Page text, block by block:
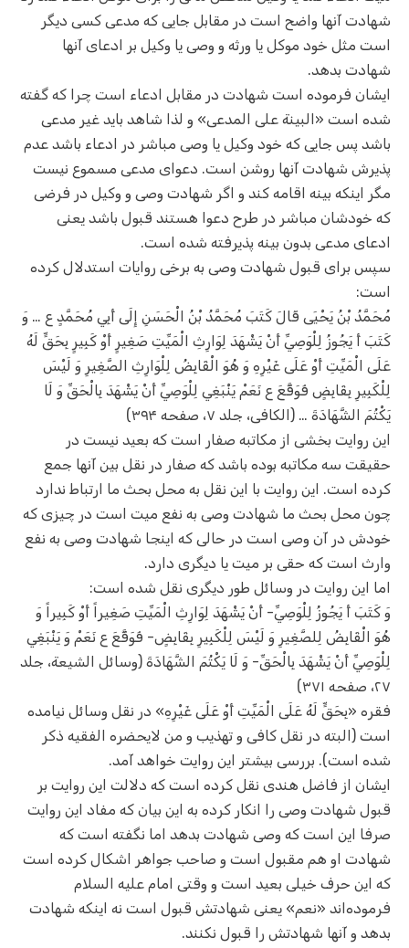
شهادت آنها واضح است در مقابل جایی که مدعی کسی دیگر
است مثل خود موکل یا ورثه و وصی یا وکیل بر ادعای آنها
شهادت بدهد.
ایشان فرموده است شهادت در مقابل ادعاء است چرا که گفته
شده است «البینة علی المدعی» و لذا شاهد باید غیر مدعی
باشد پس جایی که خود وکیل یا وصی مباشر در ادعاء باشد عدم
پذیرش شهادت آنها روشن است. دعوای مدعی مسموع نیست
مگر اینکه بینه اقامه کند و اگر شهادت وصی و وکیل در فرضی
که خودشان مباشر در طرح دعوا هستند قبول باشد یعنی
ادعای مدعی بدون بینه پذیرفته شده است.
سپس برای قبول شهادت وصی به برخی روایات استدلال کرده
است:
مُحَمَّدُ بْنُ يَحْيَى قَالَ كَتَبَ مُحَمَّدُ بْنُ الْحَسَنِ إِلَى أَبِي مُحَمَّدٍ ع … وَ
كَتَبَ أَ يَجُوزُ لِلْوَصِيِّ أَنْ يَشْهَدَ لِوَارِثِ الْمَيِّتِ صَغِيرٍ أَوْ كَبِيرٍ بِحَقٍّ لَهُ
عَلَى الْمَيِّتِ أَوْ عَلَى غَيْرِهِ وَ هُوَ الْقَابِضُ لِلْوَارِثِ الصَّغِيرِ وَ لَيْسَ
لِلْكَبِيرِ بِقَابِضٍ فَوَقَّعَ ع نَعَمْ يَنْبَغِي لِلْوَصِيِّ أَنْ يَشْهَدَ بِالْحَقِّ وَ لَا
يَكْتُمَ الشَّهَادَةَ … (الکافی، جلد ۷، صفحه ۳۹۴)
این روایت بخشی از مکاتبه صفار است که بعید نیست در
حقیقت سه مکاتبه بوده باشد که صفار در نقل بین آنها جمع
کرده است. این روایت با این نقل به محل بحث ما ارتباط ندارد
چون محل بحث ما شهادت وصی به نفع میت است در چیزی که
خودش در آن وصی است در حالی که اینجا شهادت وصی به نفع
وارث است که حقی بر میت یا دیگری دارد.
اما این روایت در وسائل طور دیگری نقل شده است:
وَ كَتَبَ أَ يَجُوزُ لِلْوَصِيِّ- أَنْ يَشْهَدَ لِوَارِثِ الْمَيِّتِ صَغِيراً أَوْ كَبِيراً وَ
هُوَ الْقَابِضُ لِلصَّغِيرِ وَ لَيْسَ لِلْكَبِيرِ بِقَابِضٍ- فَوَقَّعَ ع نَعَمْ وَ يَنْبَغِي
لِلْوَصِيِّ أَنْ يَشْهَدَ بِالْحَقِّ- وَ لَا يَكْتُمَ الشَّهَادَةَ (وسائل الشیعة، جلد
۲۷، صفحه ۳۷۱)
فقره «بِحَقٍّ لَهُ عَلَى الْمَيِّتِ أَوْ عَلَى غَيْرِهِ» در نقل وسائل نیامده
است (البته در نقل کافی و تهذیب و من لایحضره الفقیه ذکر
شده است). بررسی بیشتر این روایت خواهد آمد.
ایشان از فاضل هندی نقل کرده است که دلالت این روایت بر
قبول شهادت وصی را انکار کرده به این بیان که مفاد این روایت
صرفا این است که وصی شهادت بدهد اما نگفته است که
شهادت او هم مقبول است و صاحب جواهر اشکال کرده است
که این حرف خیلی بعید است و وقتی امام علیه السلام
فرموده‌اند «نعم» یعنی شهادتش قبول است نه اینکه شهادت
بدهد و آنها شهادتش را قبول نکنند.